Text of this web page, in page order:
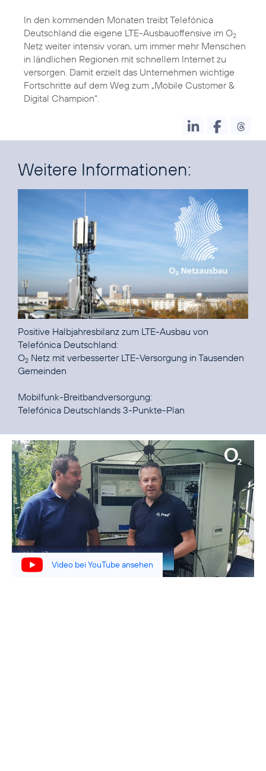
In den kommenden Monaten treibt Telefónica
Deutschland die eigene LTE-Ausbauoffensive im O2
Netz weiter intensiv voran, um immer mehr Menschen
in ländlichen Regionen mit schnellem Internet zu
versorgen. Damit erzielt das Unternehmen wichtige
Fortschritte auf dem Weg zum „Mobile Customer &
Digital Champion“.
Weitere Informationen:
Positive Halbjahresbilanz zum LTE-Ausbau von
O2 Netz mit verbesserter LTE-Versorgung in Tausenden
Gemeinden
Telefónica Deutschlands 3-Punkte-Plan
Video bei YouTube ansehen